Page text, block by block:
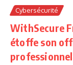
Cybersécurité
WithSecure
étoffe son